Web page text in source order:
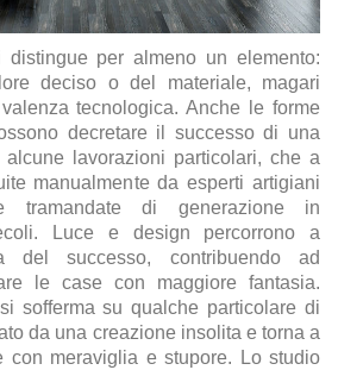
distingue per almeno un elemento:
deciso o del materiale, magari
tecnologica. Anche le forme
decretare il successo di una
alcune lavorazioni particolari, che a
manualmente da esperti artigiani
tramandate di generazione in
Luce e design percorrono a
del successo, contribuendo ad
le case con maggiore fantasia.
sofferma su qualche particolare di
da una creazione insolita e torna a
con meraviglia e stupore. Lo studio